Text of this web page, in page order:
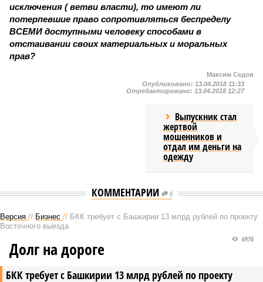
исключения ( ветви власти), то имеют ли
потерпевшие право сопротивляться беспределу
ВСЕМИ доступными человеку способами в
отстаивании своих материальных и моральных
прав?
Максим Седов
Опубликовано: 13.04.2018 11:33
Отредактировано: 13.04.2018 12:27
Выпускник стал
жертвой
мошенников и
отдал им деньги на
одежду
КОММЕНТАРИИ 0
Версия // Бизнес // БКК требует с Башкирии 13 млрд рублей по проекту
Восточного выезда
БКК требует с Башкирии 13 млрд рублей по проекту
6970
Долг на дороге